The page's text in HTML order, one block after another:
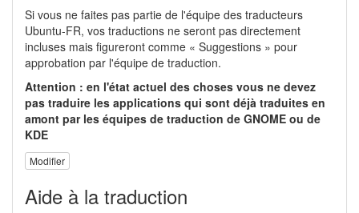
Si vous ne faites pas partie de l'équipe des traducteurs
Ubuntu-FR, vos traductions ne seront pas directement
incluses mais figureront comme « Suggestions » pour
approbation par l'équipe de traduction.
Attention : en l'état actuel des choses vous ne devez
pas traduire les applications qui sont déjà traduites en
amont par les équipes de traduction de GNOME ou de
KDE
Modifier
Aide à la traduction